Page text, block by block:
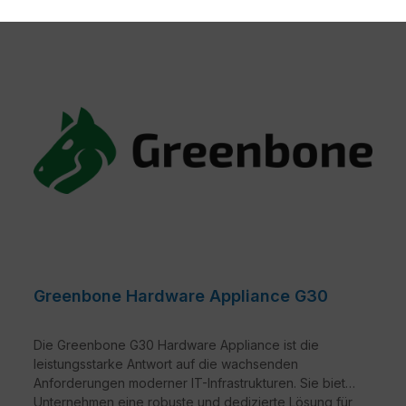
Greenbone Hardware Appliance G30
Die Greenbone G30 Hardware Appliance ist die
leistungsstarke Antwort auf die wachsenden
Anforderungen moderner IT-Infrastrukturen. Sie bietet
Unternehmen eine robuste und dedizierte Lösung für